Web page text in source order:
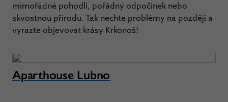
mimořádné pohodlí, pořádný odpočinek nebo
skvostnou přírodu. Tak nechte problémy na později a
vyrazte objevovat krásy Krkonoš!
Aparthouse Lubno